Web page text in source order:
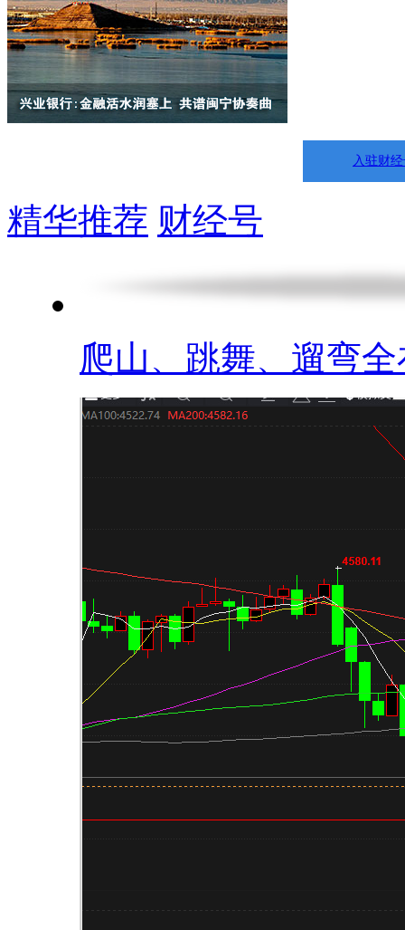
入驻财
精华推荐 财经号
爬山、跳舞、遛弯全